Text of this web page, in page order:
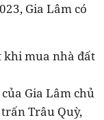
Gia Lâm có
Gia Lâm chủ
Trâu Quỳ,